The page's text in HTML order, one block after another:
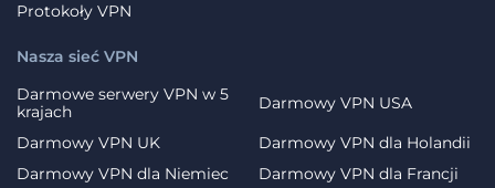
Protokoły VPN
Nasza sieć VPN
Darmowe serwery VPN w 5
krajach
Darmowy VPN USA
Darmowy VPN UK
Darmowy VPN dla Holandii
Darmowy VPN dla Niemiec
Darmowy VPN dla Francji